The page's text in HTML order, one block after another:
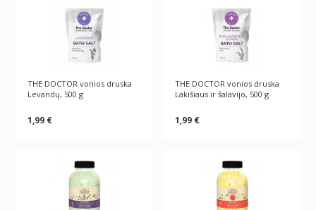
THE DOCTOR vonios druska
Levandų, 500 g
1,99 €
THE DOCTOR vonios druska
Lakišiaus ir šalavijо, 500 g
1,99 €